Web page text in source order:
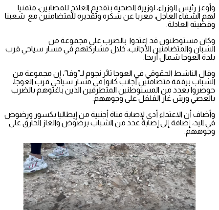
وأوعز رئيس الوزراء، لوزيرة الصحية بتقديم العلاج للمصابين، متمنيا
لهم الشفاء العاجل، معربا عن شكره وتقديره للمتضامنين مع شعبنا
وقضيته العادلة.
وكان مستوطنون قد اعتدوا بالضرب على مجموعة من
الشبان والمتضامنين الأجانب، خلال مشاركتهم في مسار سياحي قرب
بلدة العوجا شمال أريحا.
وقال الناشط الحقوقي في العوجا ثائر نجوم لـ”وفا”، إن مجموعة من
الشباب برفقة متضامنين أجانب كانوا في مسار سياحي قرب العوجا،
حوصروا بعدد من المستوطنين المتطرفين الذين باغتوهم بالضرب
بالعصي ورش غاز الفلفل على وجوههم.
وأضاف أن الاعتداء أدى لإصابة فتاة أجنبية من إيطاليا بكسور ورضوض
في اليد، إضافة إلى إصابة عدد من الشباب برضوض والغاز الحارق على
وجوههم.